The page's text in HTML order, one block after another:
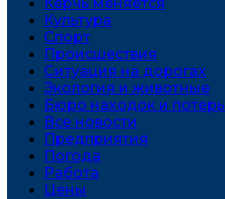
Культура
Спорт
Проиcшествия
Ситуация на дорогах
Экология и животные
Бюро находок и потерь
Все новости
Предприятия
Погода
Работа
Цены